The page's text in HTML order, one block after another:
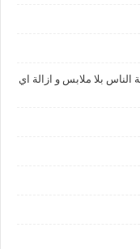
بلا ملابس و ازالة اي